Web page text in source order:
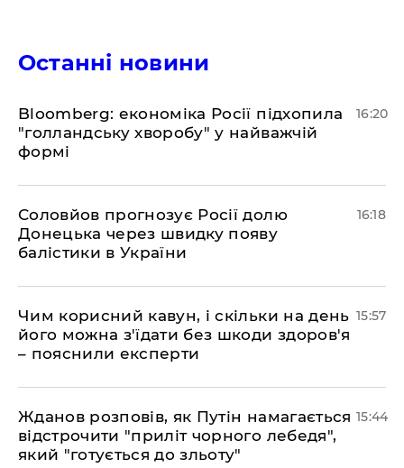
Останні новини
Bloomberg: економіка Росії підхопила
"голландську хворобу" у найважчій
формі
16:20
Соловйов прогнозує Росії долю
Донецька через швидку появу
балістики в України
16:18
Чим корисний кавун, і скільки на день
його можна з'їдати без шкоди здоров'я
– пояснили експерти
15:57
Жданов розповів, як Путін намагається
відстрочити "приліт чорного лебедя",
який "готується до зльоту"
15:44